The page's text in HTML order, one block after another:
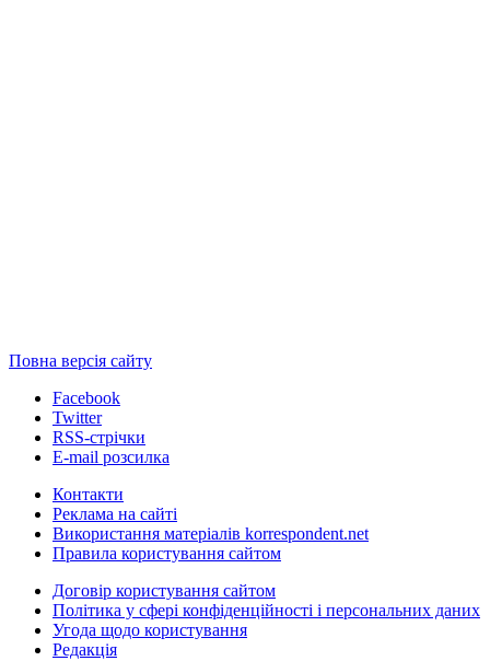
Повна версія сайту
Facebook
Twitter
RSS-стрічки
E-mail розсилка
Контакти
Реклама на сайті
Використання матеріалів korrespondent.net
Правила користування сайтом
Договір користування сайтом
Політика у сфері конфіденційності і персональних даних
Угода щодо користування
Редакція